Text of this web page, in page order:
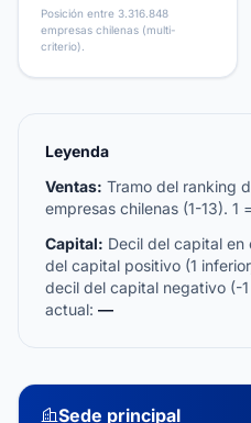
Posición entre 3.316.848
empresas chilenas (multi-
criterio).
Leyenda
Ventas: Tramo del ranking
empresas chilenas (1-13). 1
Capital: Decil del capital en
del capital positivo (1
decil del capital negativo (-
actual: —
Sede principal